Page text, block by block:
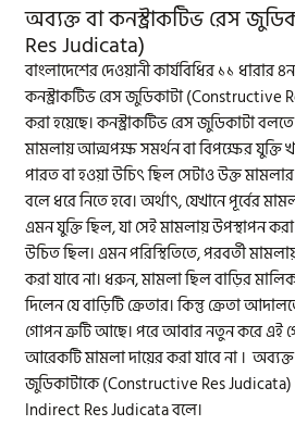
অব্যক্ত বা কনস্ট্রাকটিভ রেস
Res Judicata)
বাংলাদেশের দেওয়ানী কার্যবিধির ১১ ধারার
কনস্ট্রাকটিভ রেস জুডিকাটা (Constructive
করা হয়েছে। কনস্ট্রাকটিভ রেস জুডিকাটা
মামলায় আত্মপক্ষ সমর্থন বা বিপক্ষের যুক্তি
পারত বা হওয়া উচিৎ ছিল সেটাও উক্ত
বলে ধরে নিতে হবে। অর্থাৎ, যেখানে পূর্বের
এমন যুক্তি ছিল, যা সেই মামলায় উপস্থাপন
উচিত ছিল। এমন পরিস্থিতিতে, পরবর্তী
করা যাবে না। ধরুন, মামলা ছিল বাড়ির
দিলেন যে বাড়িটি ক্রেতার। কিন্তু ক্রেতা
গোপন ত্রুটি আছে। পরে আবার নতুন করে এই
আরেকটি মামলা দায়ের করা যাবে না । অব্যক্ত
জুডিকাটাকে (Constructive Res Judicata)
Indirect Res Judicata বলে।